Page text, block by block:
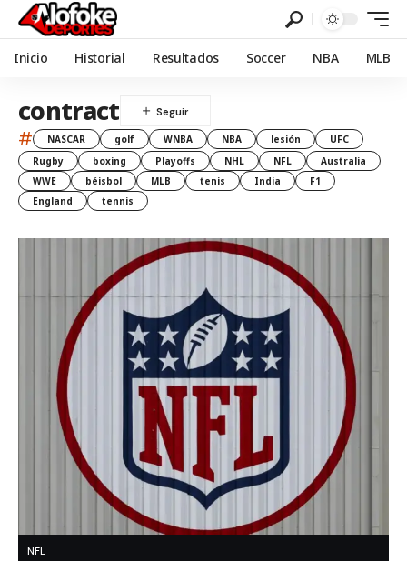
Inicio Historial Resultados Soccer NBA MLB
contract
# NASCAR golf WNBA NBA lesión
UFC
Rugby
boxing Playoffs NHL NFL
Australia
WWE
béisbol MLB tenis India
F1
England
tennis
NFL